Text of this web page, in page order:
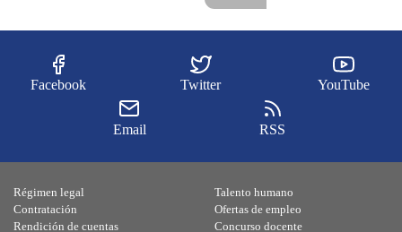
Facebook Twitter YouTube
Email RSS
Régimen legal
Contratación
Rendición de cuentas
Talento humano
Ofertas de empleo
Concurso docente